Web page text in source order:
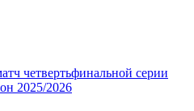
четвертьфинальной серии
2025/2026